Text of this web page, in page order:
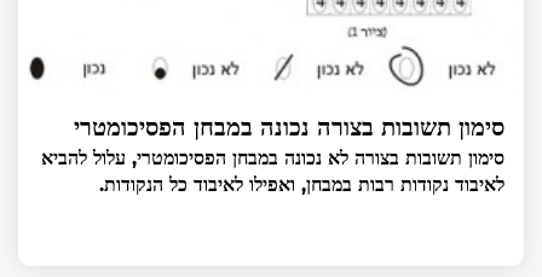
סימון תשובות בצורה נכונה במבחן הפסיכומטרי
סימון תשובות בצורה לא נכונה במבחן הפסיכומטרי, עלול להביא
לאיבוד נקודות רבות במבחן, ואפילו לאיבוד כל הנקודות.